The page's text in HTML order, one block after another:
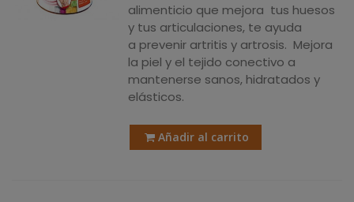
alimenticio que mejora tus huesos
y tus articulaciones, te ayuda
a prevenir artritis y artrosis. Mejora
la piel y el tejido conectivo a
mantenerse sanos, hidratados y
elásticos.
Añadir al carrito